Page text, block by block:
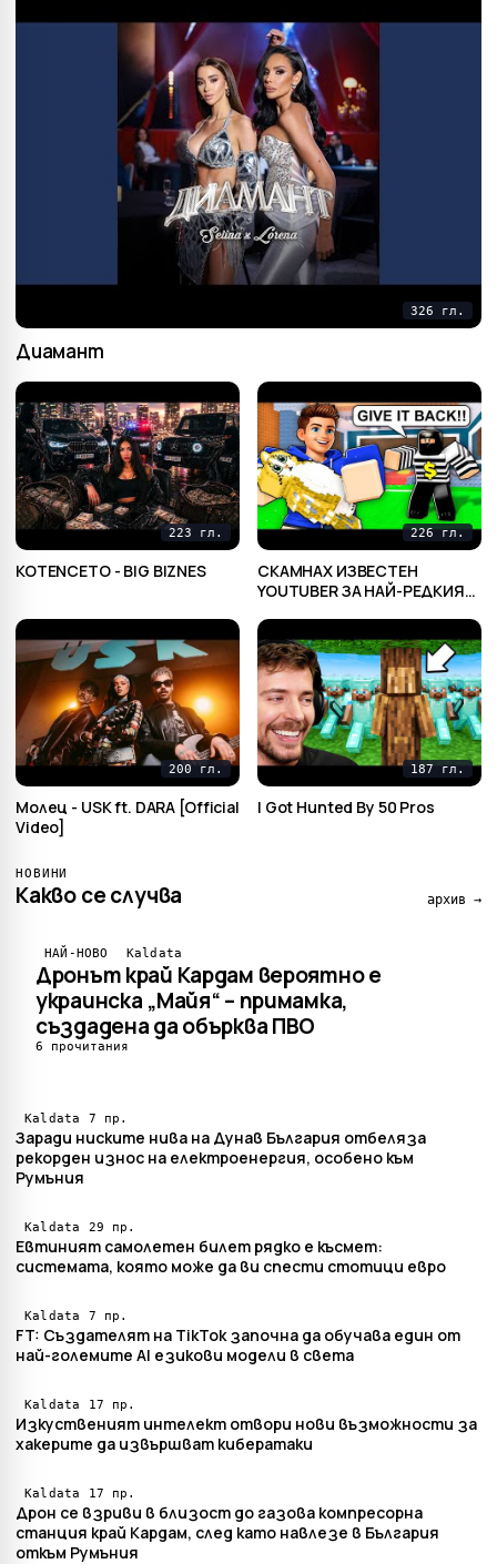
326 гл.
Диамант
223 гл.
KOTENCETO - BIG BIZNES
226 гл.
СКАМНАХ ИЗВЕСТЕН
YOUTUBER ЗА НАЙ-РЕДКИЯ
BRAINROT
200 гл.
Mолец - USK ft. DARA [Official
Video]
187 гл.
I Got Hunted By 50 Pros
НОВИНИ
Какво се случва архив →
НАЙ-НОВО Kaldata
Дронът край Кардам вероятно е
украинска „Майя“ – примамка,
създадена да обърква ПВО
6 прочитания
Kaldata 7 пр.
Заради ниските нива на Дунав България отбеляза
рекорден износ на електроенергия, особено към
Румъния
Kaldata 29 пр.
Евтиният самолетен билет рядко е късмет:
системата, която може да ви спести стотици евро
Kaldata 7 пр.
FT: Създателят на TikTok започна да обучава един от
най-големите AI езикови модели в света
Kaldata 17 пр.
Изкуственият интелект отвори нови възможности за
хакерите да извършват кибератаки
Kaldata 17 пр.
Дрон се взриви в близост до газова компресорна
станция край Кардам, след като навлезе в България
откъм Румъния